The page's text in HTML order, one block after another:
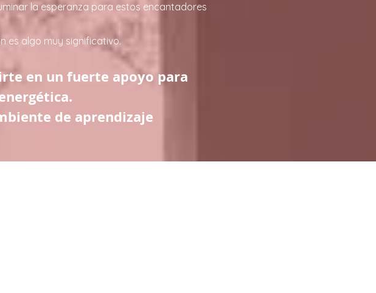
la esperanza para estos encantadores
es algo muy significativo.
en un fuerte apoyo para
de aprendizaje